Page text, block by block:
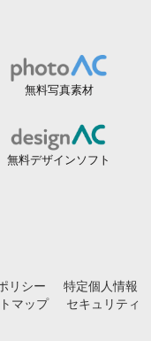
無料写真素材
無料デザインソフト
リシー
特定個人情報
マップ
セキュリティ